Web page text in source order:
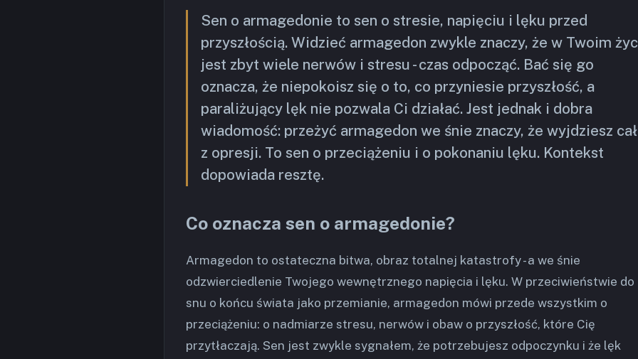
Sen o armagedonie to sen o stresie, napięciu i lęku przed
przyszłością. Widzieć armagedon zwykle znaczy, że w Twoim
jest zbyt wiele nerwów i stresu - czas odpocząć. Bać się go
oznacza, że niepokoisz się o to, co przyniesie przyszłość, a
paraliżujący lęk nie pozwala Ci działać. Jest jednak i dobra
wiadomość: przeżyć armagedon we śnie znaczy, że wyjdziesz
z opresji. To sen o przeciążeniu i o pokonaniu lęku. Kontekst
dopowiada resztę.
Co oznacza sen o armagedonie?
Armagedon to ostateczna bitwa, obraz totalnej katastrofy - a we śnie
odzwierciedlenie Twojego wewnętrznego napięcia i lęku. W przeciwieństwie do
snu o końcu świata jako przemianie, armagedon mówi przede wszystkim o
przeciążeniu: o nadmiarze stresu, nerwów i obaw o przyszłość, które Cię
przytłaczają. Sen jest zwykle sygnałem, że potrzebujesz odpoczynku i że lęk